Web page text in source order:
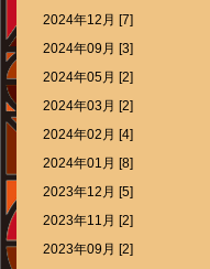
2024年12月 [7]
2024年09月 [3]
2024年05月 [2]
2024年03月 [2]
2024年02月 [4]
2024年01月 [8]
2023年12月 [5]
2023年11月 [2]
2023年09月 [2]